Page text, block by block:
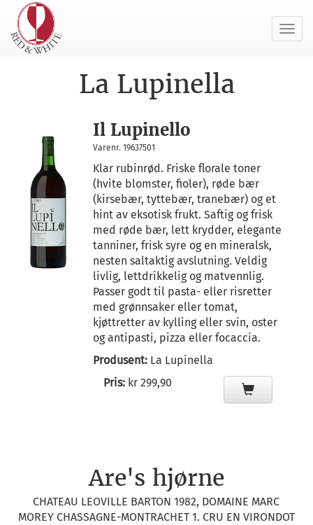
La Lupinella
Il Lupinello
Varenr. 19637501
Klar rubinrød. Friske florale toner
(hvite blomster, fioler), røde bær
(kirsebær, tyttebær, tranebær) og et
hint av eksotisk frukt. Saftig og frisk
med røde bær, lett krydder, elegante
tanniner, frisk syre og en mineralsk,
nesten saltaktig avslutning. Veldig
livlig, lettdrikkelig og matvennlig.
Passer godt til pasta- eller risretter
med grønnsaker eller tomat,
kjøttretter av kylling eller svin, oster
og antipasti, pizza eller focaccia.
Produsent: La Lupinella
Pris: kr 299,90
Are's hjørne
CHATEAU LEOVILLE BARTON 1982, DOMAINE MARC
MOREY CHASSAGNE-MONTRACHET 1. CRU EN VIRONDOT